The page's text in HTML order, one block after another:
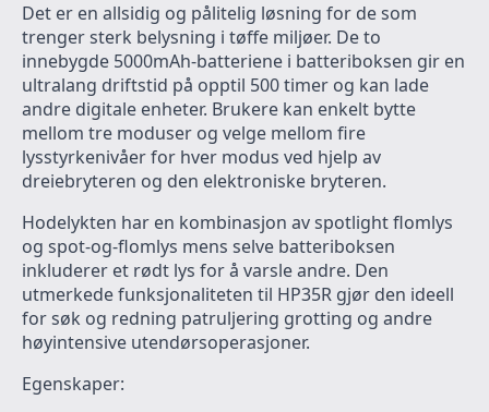
Det er en allsidig og pålitelig løsning for de som
trenger sterk belysning i tøffe miljøer. De to
innebygde 5000mAh-batteriene i batteriboksen gir en
ultralang driftstid på opptil 500 timer og kan lade
andre digitale enheter. Brukere kan enkelt bytte
mellom tre moduser og velge mellom fire
lysstyrkenivåer for hver modus ved hjelp av
dreiebryteren og den elektroniske bryteren.
Hodelykten har en kombinasjon av spotlight flomlys
og spot-og-flomlys mens selve batteriboksen
inkluderer et rødt lys for å varsle andre. Den
utmerkede funksjonaliteten til HP35R gjør den ideell
for søk og redning patruljering grotting og andre
høyintensive utendørsoperasjoner.
Egenskaper: